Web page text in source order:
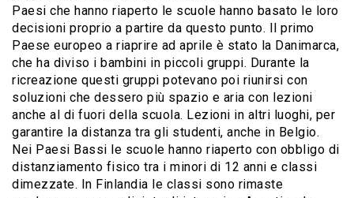
Paesi che hanno riaperto le scuole hanno basato le loro
decisioni proprio a partire da questo punto. Il primo
Paese europeo a riaprire ad aprile è stato la Danimarca,
che ha diviso i bambini in piccoli gruppi. Durante la
ricreazione questi gruppi potevano poi riunirsi con
soluzioni che dessero più spazio e aria con lezioni
anche al di fuori della scuola. Lezioni in altri luoghi, per
garantire la distanza tra gli studenti, anche in Belgio.
Nei Paesi Bassi le scuole hanno riaperto con obbligo di
distanziamento fisico tra i minori di 12 anni e classi
dimezzate. In Finlandia le classi sono rimaste